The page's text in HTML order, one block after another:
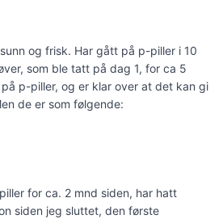
og frisk. Har gått på p-piller i 10
som ble tatt på dag 1, for ca 5
p-piller, og er klar over at det kan gi
de er som følgende:
for ca. 2 mnd siden, har hatt
siden jeg sluttet, den første